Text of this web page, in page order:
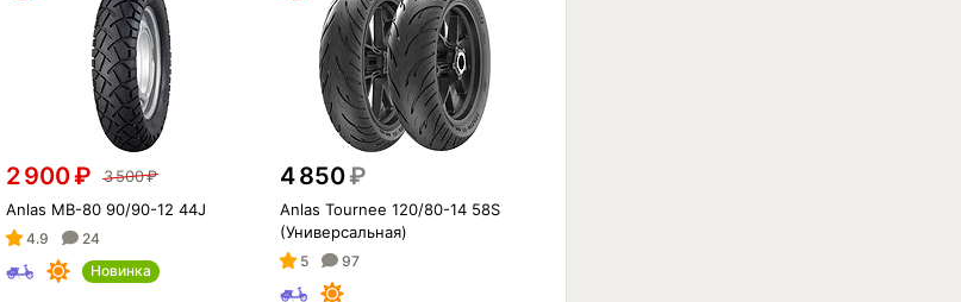
2 900₽ 3 500₽
Anlas MB-80 90/90-12 44J
4.9
24
Новинка
4 850₽
Anlas Tournee 120/80-14 58S
(Универсальная)
5 97